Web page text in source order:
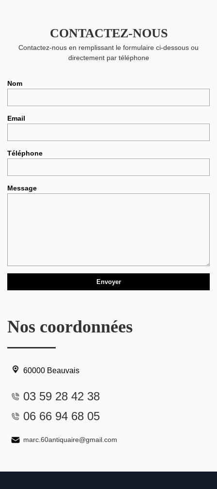
CONTACTEZ-NOUS
Contactez-nous en remplissant le formulaire ci-dessous ou
directement par téléphone
Nom
Email
Téléphone
Message
Nos coordonnées
60000 Beauvais
03 59 28 42 38
06 66 94 68 05
marc.60antiquaire@gmail.com